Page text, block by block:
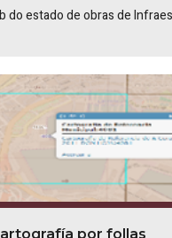
do estado de obras de
por follas